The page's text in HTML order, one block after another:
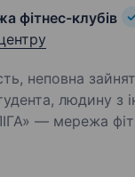
фітнес-клубів
неповна
людину з
— мережа
перший фітнес